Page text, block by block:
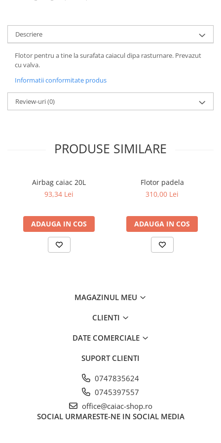
Drybag - Saci impermeabili
Genți și portbagaje de biciclete
Descriere
Flotor pentru a tine la surafata caiacul dipa rasturnare. Prevazut
cu valva.
Informatii conformitate produs
Review-uri(0)
PRODUSE SIMILARE
Airbag caiac 20L
93,34 Lei
ADAUGA IN COS
Flotor padela
310,00 Lei
ADAUGA IN COS
MAGAZINUL MEU
CLIENTI
DATE COMERCIALE
SUPORT CLIENTI
0747835624
0745397557
office@caiac-shop.ro
SOCIAL URMARESTE-NE IN SOCIAL MEDIA